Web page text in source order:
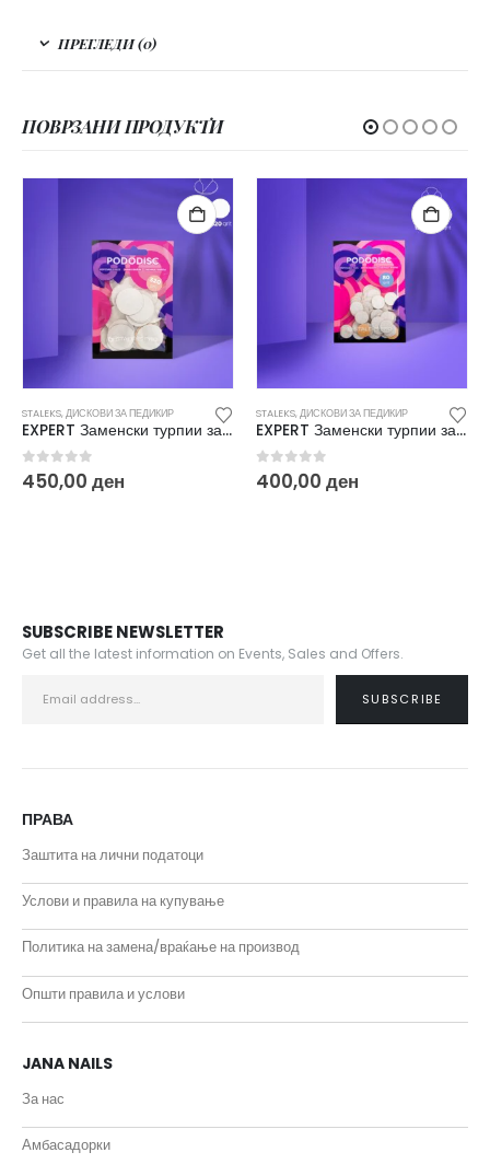
ПРЕГЛЕДИ (0)
ПОВРЗАНИ ПРОДУКТИ
ЗА ПЕДИКИР
EXPERT Заменски турпии за дискови за педикир L 320 (50/1) PDF-25-320W
STALEKS ДИСКОВИ ЗА ПЕДИКИР
EXPERT Заменски турпии за дискови за педикир S 80 (50/1) PDF-15-80W
STALEKS ДИСКОВИ
SUBSCRIBE NEWSLETTER
Get all the latest information on Events, Sales and Offers.
ПРАВА
Заштита на лични податоци
Услови и правила на купување
Политика на замена/враќање на производ
Општи правила и услови
JANA NAILS
За нас
Амбасадорки